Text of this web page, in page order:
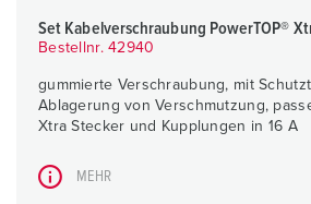
Set Kabelverschraubung PowerTOP®
Bestellnr. 42940
gummierte Verschraubung, mit
Ablagerung von Verschmutzung,
Xtra Stecker und Kupplungen in 16 A
MEHR